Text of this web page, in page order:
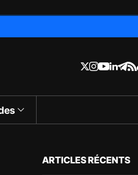
ARTICLES RÉCENTS